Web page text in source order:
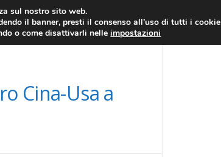
FOREX SIGNALS FOREX TRADING
ECONOMIA FOREX NEWS
Cina-Usa a
sul nostro sito web.
il banner, presti il consenso all’uso di tutti i cookie
o come disattivarli nelleimpostazioni